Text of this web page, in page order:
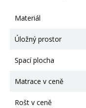
Materiál
Úložný prostor
Spací plocha
Matrace v ceně
Rošt v ceně